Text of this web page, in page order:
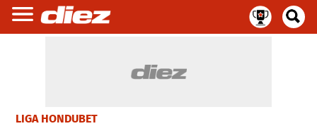
LIGA HONDUBET